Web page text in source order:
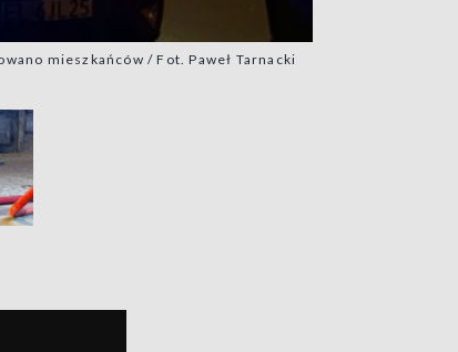
mieszkańców / Fot. Paweł Tarnacki